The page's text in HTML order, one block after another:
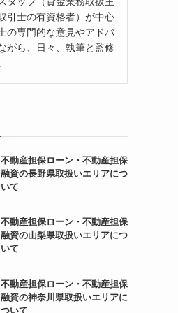
引士の有資格者）が中心
の専門的な意見やアドバ
がら、日々、執筆と監修
不動産担保ローン・不動産担保
融資の長野県取扱いエリアにつ
いて
不動産担保ローン・不動産担保
融資の山梨県取扱いエリアにつ
いて
不動産担保ローン・不動産担保
融資の神奈川県取扱いエリアに
ついて